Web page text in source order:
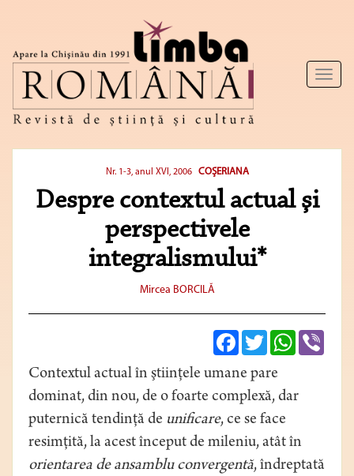
Toggle
Nr. 1-3, anul XVI, 2006 COŞERIANA
Despre contextul actual şi
perspectivele
integralismului*
Mircea BORCILĂ
FacebookTwitterWhatsApp
Contextul actual în ştiinţele umane pare
dominat, din nou, de o foarte complexă, dar
puternică tendinţă de unificare, ce se face
resimţită, la acest început de mileniu, atât în
orientarea de ansamblu convergentă, îndreptată